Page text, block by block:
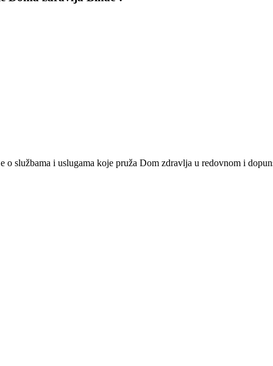
službama i uslugama koje pruža Dom zdravlja u redovnom i